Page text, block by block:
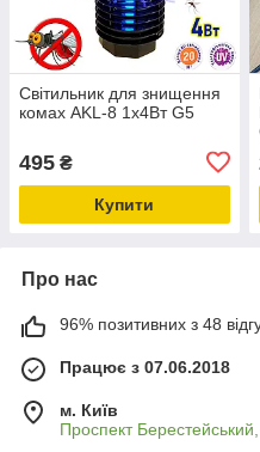
Світильник для знищення
комах AKL-8 1х4Вт G5
495 ₴
Купити
Про нас
96% позитивних з 48
Працює з 07.06.2018
м. Київ
Проспект